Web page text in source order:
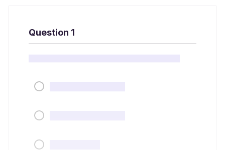
Question 1